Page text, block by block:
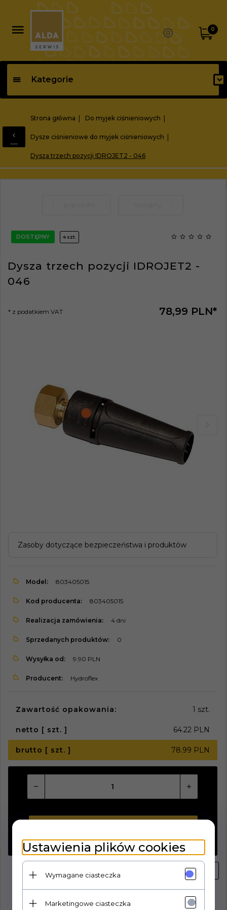
0
Kategorie
Strona główna Do myjek ciśnieniowych
Dysze ciśnieniowe do myjek ciśnieniowych
Dysza trzech pozycji IDROJET2 - 046
DOSTĘPNY 4 szt.
Dysza trzech pozycji IDROJET2 -
046
78,99 PLN*
* z podatkiem VAT
Zasoby dotyczące bezpieczeństwa i produktów
Model: 803405015
Kod producenta: 803405015
Realizacja zamówienia: 4 dni
Sprzedanych produktów: 0
Wysyłka od: 9.90 PLN
Producent: Hydroflex
Zawartość opakowania: 1 szt.
netto [ szt. ] 64.22 PLN
brutto [ szt. ] 78.99 PLN
Ustawienia plików cookies
Wymagane ciasteczka
Marketingowe ciasteczka